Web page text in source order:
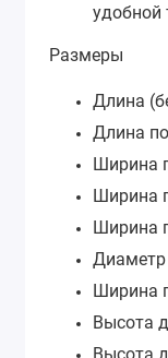
удобной
Размеры
Длина
Длина
Ширина
Ширина
Ширина
Ширина
Высота